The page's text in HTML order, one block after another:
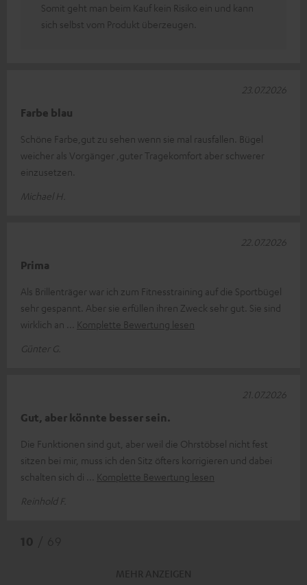
Somit geht man beim Kauf kein Risiko ein und kann
sich selbst vom Produkt überzeugen.
Farbe blau
Schöne Farbe,gut zu sehen wenn sie mal rausfallen. Bügel
weicher als Vorgänger ,guter Tragekomfort aber schwerer
einzusetzen.
Michael H.
23.07.2026
Prima
Als Brillenträger war ich zum Fitnesstraining auf die Sportbügel
sehr gespannt. Aber sie erfüllen ihren Zweck sehr gut. Sie sind
wirklich an
Komplette Bewertung lesen
Günter G.
22.07.2026
Gut, aber könnte besser sein.
Die Funktionen sind gut, aber weil die Ohrstöbsel nicht fest
sitzen bei mir, muss ich den Sitz öfters korrigieren und dabei
schalten sich di
Komplette Bewertung lesen
Reinhold F.
21.07.2026